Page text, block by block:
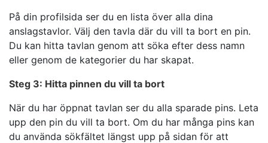
På din profilsida ser du en lista över alla dina
anslagstavlor. Välj den tavla där du vill ta bort en pin.
Du kan hitta tavlan genom att söka efter dess namn
eller genom de kategorier du har skapat.
Steg 3: Hitta pinnen du vill ta bort
När du har öppnat tavlan ser du alla sparade pins. Leta
upp den pin du vill ta bort. Om du har många pins kan
du använda sökfältet längst upp på sidan för att